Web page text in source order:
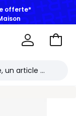
offerte*
Aller